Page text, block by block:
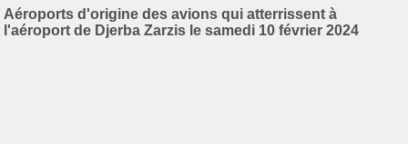
Aéroports d'origine des avions qui atterrissent à
l'aéroport de Djerba Zarzis le samedi 10 février 2024